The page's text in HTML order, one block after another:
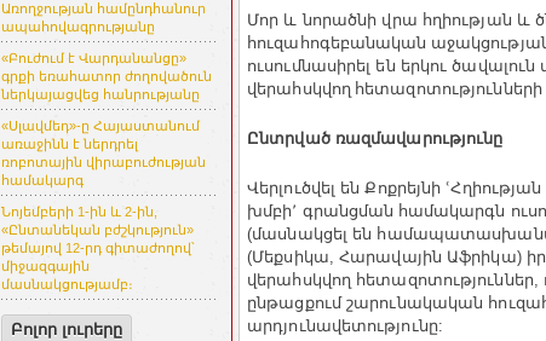
Առողջության համընդհանուր
ապահովագրությանը
«Բուժում է Վարդանանցը»
գրքի եռահատոր ժողովածուն
ներկայացվեց հանրությանը
«Սլավմեդ»-ը Հայաստանում
առաջինն է ներդրել
ռոբոտային վիրաբուժության
համակարգ
Նոյեմբերի 1-ին և 2-ին,
«Ընտանեկան բժշկություն»
թեմայով 12-րդ գիտաժողով՝
միջազգային
մասնակցությամբ։
Բոլոր լուրերը
Մոր և նորածնի վրա հղիության և
հուզահոգեբանական
ուսումնասիրել են երկու ծավալուն
վերահսկվող հետազոտությունների
Ընտրված ռազմավարությունը
Վերլուծվել են Քոքրեյնի ՙՀղիության
խմբի՚ գրանցման համակարգն
(մասնակցել են
(Մեքսիկա,Հարավային Աֆրիկա)
վերահսկվող հետազոտություններ,
ընթացքում շարունակական
արդյունավետությունը: